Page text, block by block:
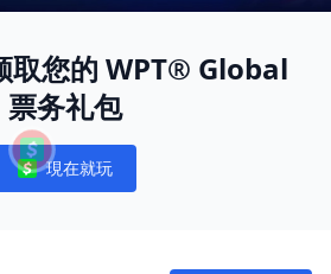
取您的 WPT® Global
票务礼包
Notifications
現在就玩